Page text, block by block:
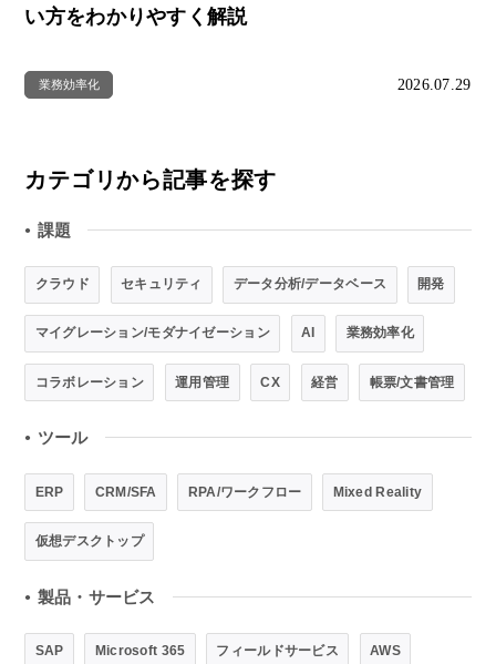
い方をわかりやすく解説
業務効率化 2026.07.29
カテゴリから記事を探す
● 課題
クラウド セキュリティ データ分析/データベース 開発
マイグレーション/モダナイゼーション AI 業務効率化
コラボレーション 運用管理 CX 経営 帳票/文書管理
● ツール
ERP CRM/SFA RPA/ワークフロー Mixed Reality
仮想デスクトップ
● 製品・サービス
SAP Microsoft 365 フィールドサービス AWS